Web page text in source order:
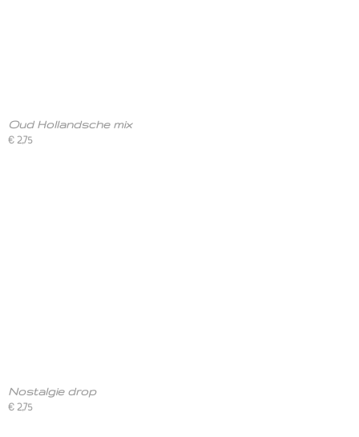
Oud Hollandsche mix
€ 2,75
Nostalgie drop
€ 2,75